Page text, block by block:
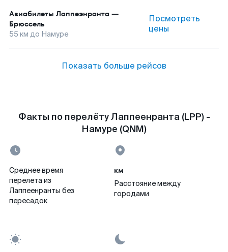
Авиабилеты Лаппеэнранта —
Брюссель
55 км до Намуре
Посмотреть
цены
Показать больше рейсов
Факты по перелёту Лаппеенранта (LPP) -
Намуре (QNM)
Среднее время
перелета из
Лаппеенранты без
пересадок
км
Расстояние между
городами